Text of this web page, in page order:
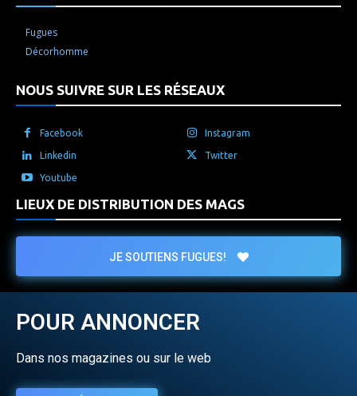
Fugues
Décorhomme
NOUS SUIVRE SUR LES RÉSEAUX
Facebook Instagram
Linkedin Twitter
Youtube
LIEUX DE DISTRIBUTION DES MAGS
JE SOUTIENS FUGUES!
POUR ANNONCER
Dans nos magazines ou sur le web